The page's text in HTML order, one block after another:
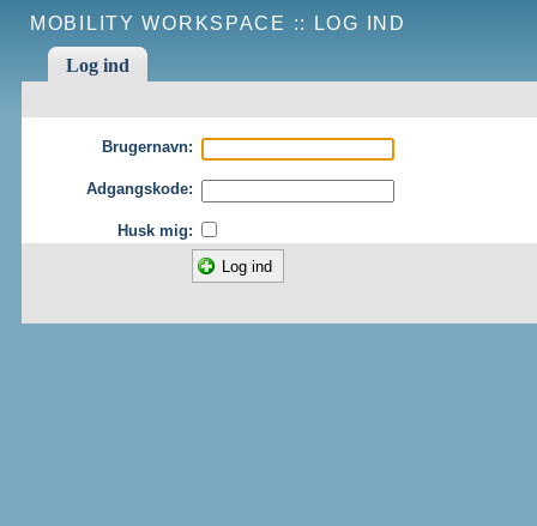
MOBILITY WORKSPACE :: LOG IND
Log ind
Brugernavn:
Adgangskode:
Husk mig: